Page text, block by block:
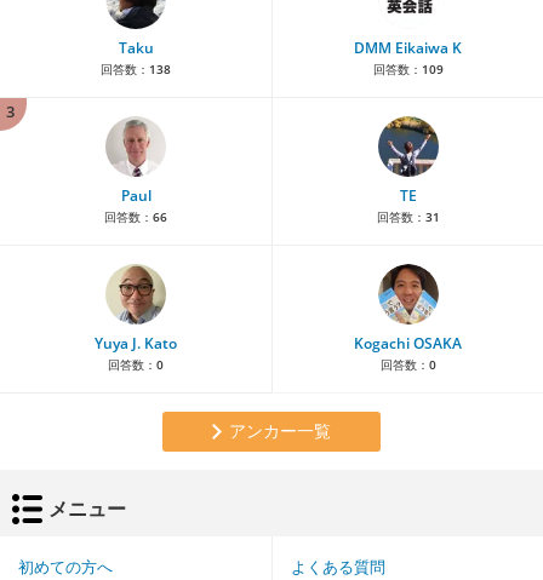
Taku
回答数： 138
DMM Eikaiwa K
回答数： 109
3
Paul
回答数： 66
TE
回答数： 31
Yuya J. Kato
回答数： 0
Kogachi OSAKA
回答数： 0
アンカー一覧
メニュー
初めての方へ よくある質問